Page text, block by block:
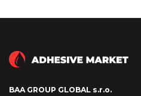
BAA GROUP GLOBAL s.r.o.